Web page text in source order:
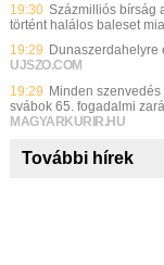
19:30 Százmilliós bírság
történt halálos baleset
19:29 Dunaszerdahelyre
UJSZO.COM
19:29 Minden
svábok 65. fogadalmi
MAGYARKURIR.HU
További hírek